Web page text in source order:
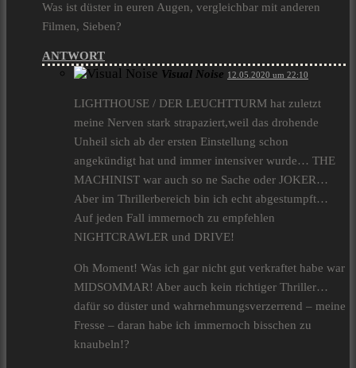
Was ist düster in euren Augen, vergleichbar mit anderen
Filmen, Sieben?
ANTWORT
Visual Noise 12.05.2020 um 22:10
LIGHTHOUSE / DER LEUCHTTURM hat zuletzt
meine Nerven stark strapaziert,weil das drohende
Unheil sich ab der ersten Einstellung schon
angekündigt hat und immer intensiver wurde… THE
MACHINIST war auch so ne Sache oder JOKER…
Aber im Thrillerbereich bin ich echt abgestumpft…
Auf jeden Fall immernoch zu empfehlen
NIGHTCRAWLER und DRIVE!
Oh Moment! Was ich gar nicht gut verkraftet habe war
MIDSOMMAR! Aber auch kein richtiger Thriller…
dafür so düster und wahrnehmungsverzerrend – meine
Fresse – daran habe ich immernoch bisschen zu
knaubeln!?